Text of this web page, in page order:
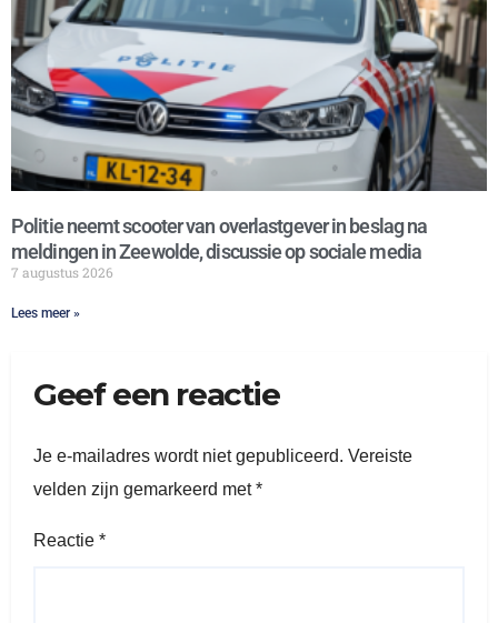
Politie neemt scooter van overlastgever in beslag na
meldingen in Zeewolde, discussie op sociale media
7 augustus 2026
Lees meer »
Geef een reactie
Je e-mailadres wordt niet gepubliceerd. Vereiste
velden zijn gemarkeerd met*
Reactie *